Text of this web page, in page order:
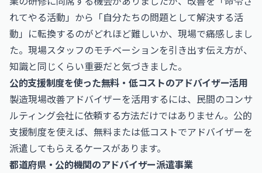
れてやる活動」から「自分たちの問題として解決する活
動」に転換するのがどれほど難しいか、現場で痛感しまし
た。現場スタッフのモチベーションを引き出す伝え方が、
知識と同じくらい重要だと気づきました。
公的支援制度を使った無料・低コストのアドバイザー活用
製造現場改善アドバイザーを活用するには、民間のコンサ
ルティング会社に依頼する方法だけではありません。公的
支援制度を使えば、無料または低コストでアドバイザーを
派遣してもらえるケースがあります。
都道府県・公的機関のアドバイザー派遣事業